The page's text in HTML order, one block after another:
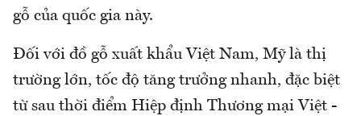
gỗ của quốc gia này.
Đối với đồ gỗ xuất khẩu Việt Nam, Mỹ là thị
trường lớn, tốc độ tăng trưởng nhanh, đặc biệt
từ sau thời điểm Hiệp định Thương mại Việt -